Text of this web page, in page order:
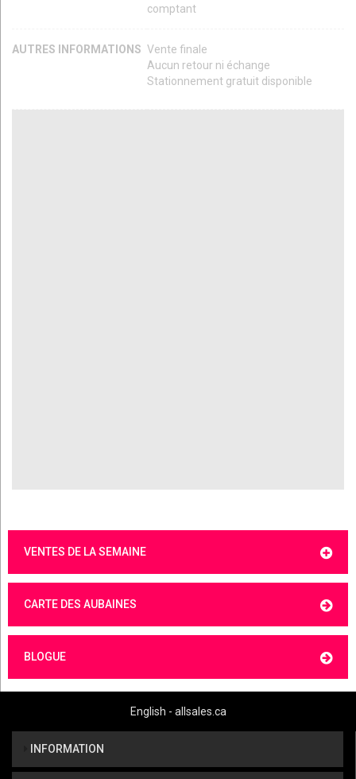
comptant
AUTRES INFORMATIONS Vente finale
Aucun retour ni échange
Stationnement gratuit disponible
VENTES DE LA SEMAINE
CARTE DES AUBAINES
BLOGUE
English - allsales.ca
INFORMATION